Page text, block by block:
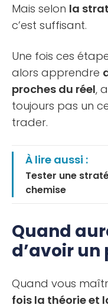
Mais selon la
c’est suffisant.
Une fois ces
alors apprendre
proches du réel,
toujours pas un
trader.
À lire aussi :
Tester une
chemise
Quand
d’avoir un
Quand vous
fois la théorie et